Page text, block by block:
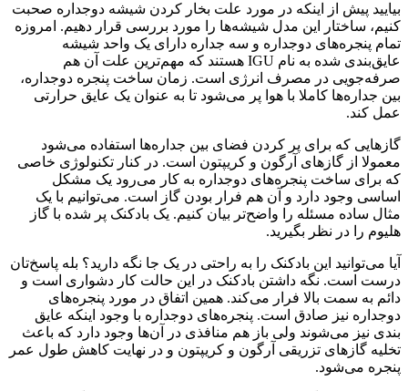
بیایید پیش از اینکه در مورد علت بخار کردن شیشه دوجداره صحبت
کنیم، ساختار این مدل شیشه‌ها را مورد بررسی قرار دهیم. امروزه
تمام پنجره‌های دوجداره و سه جداره دارای یک واحد شیشه
عایق‌بندی شده به نام IGU هستند که مهم‌ترین علت آن هم
صرفه‌جویی در مصرف انرژی است. زمان ساخت پنجره دوجداره،
بین جداره‌ها کاملا با هوا پر می‌شود تا به عنوان یک عایق حرارتی
عمل کند.
گازهایی که برای پر کردن فضای بین جداره‌ها استفاده می‌شود
معمولا از گازهای آرگون و کریپتون است. در کنار تکنولوژی خاصی
که برای ساخت پنجره‌های دوجداره به کار می‌رود یک مشکل
اساسی وجود دارد و آن هم فرار بودن گاز است. می‌توانیم با یک
مثال ساده مسئله را واضح‌تر بیان کنیم. یک بادکنک پر شده با گاز
هلیوم را در نظر بگیرید.
آیا می‌توانید این بادکنک را به راحتی در یک جا نگه دارید؟ بله پاسخ‌تان
درست است. نگه داشتن بادکنک در این حالت کار دشواری است و
دائم به سمت بالا فرار می‌کند. همین اتفاق در مورد پنجره‌های
دوجداره نیز صادق است. پنجره‌های دوجداره با وجود اینکه عایق
بندی نیز می‌شوند ولی باز هم منافذی در آن‌ها وجود دارد که باعث
تخلیه گاز‌های تزریقی آرگون و کریپتون و در نهایت کاهش طول عمر
پنجره می‌شود.